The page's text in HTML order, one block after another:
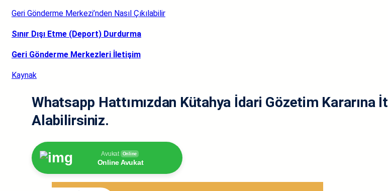
Geri Gönderme Merkezi’nden Nasıl Çıkılabilir
Sınır Dışı Etme (Deport) Durdurma
Geri Gönderme Merkezleri İletişim
Kaynak
Whatsapp Hattımızdan Kütahya İdari Gözetim Kararına
Alabilirsiniz.
Avukat Online
Online Avukat